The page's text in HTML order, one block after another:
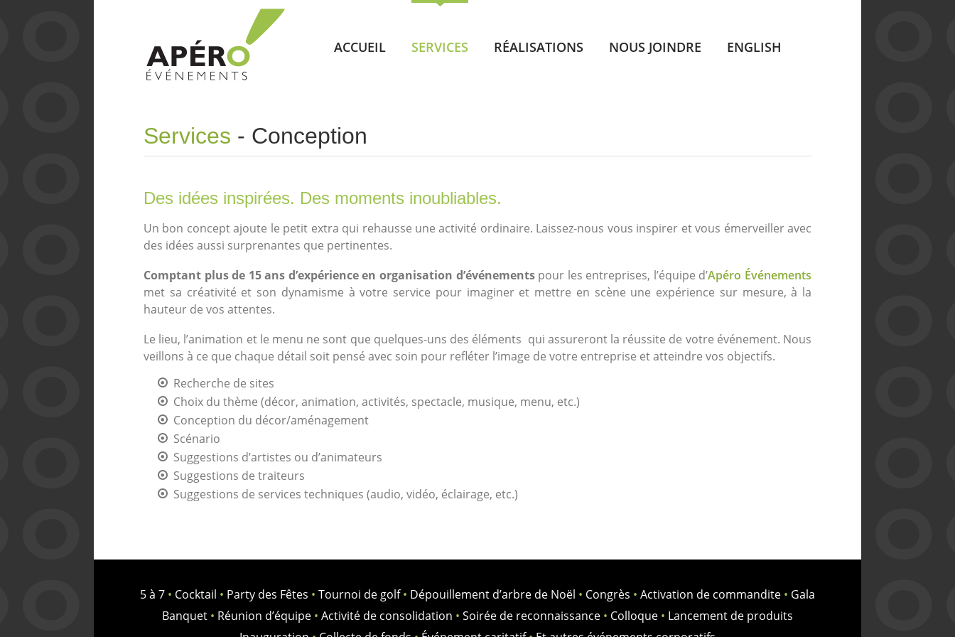
ACCUEIL SERVICES RÉALISATIONS NOUS JOINDRE ENGLISH
Services - Conception
Des idées inspirées. Des moments inoubliables.
Un bon concept ajoute le petit extra qui rehausse une activité ordinaire. Laissez-nous vous inspirer et vous émerveiller avec
des idées aussi surprenantes que pertinentes.
Comptant plus de 15 ans d’expérience en organisation d’événementspour les entreprises, l’équipe d’Apéro Événements
met sa créativité et son dynamisme à votre service pour imaginer et mettre en scène une expérience sur mesure, à la
hauteur de vos attentes.
Le lieu, l’animation et le menu ne sont que quelques-uns des éléments qui assureront la réussite de votre événement. Nous
veillons à ce que chaque détail soit pensé avec soin pour refléter l’image de votre entreprise et atteindre vos objectifs.
Recherche de sites
Choix du thème (décor, animation, activités, spectacle, musique, menu, etc.)
Conception du décor/aménagement
Scénario
Suggestions d’artistes ou d’animateurs
Suggestions de traiteurs
Suggestions de services techniques (audio, vidéo, éclairage, etc.)
5 à 7 • Cocktail • Party des Fêtes • Tournoi de golf• Dépouillement d’arbre de Noël • Congrès • Activation de commandite • Gala
Banquet • Réunion d’équipe • Activité de consolidation • Soirée de reconnaissance • Colloque • Lancement de produits